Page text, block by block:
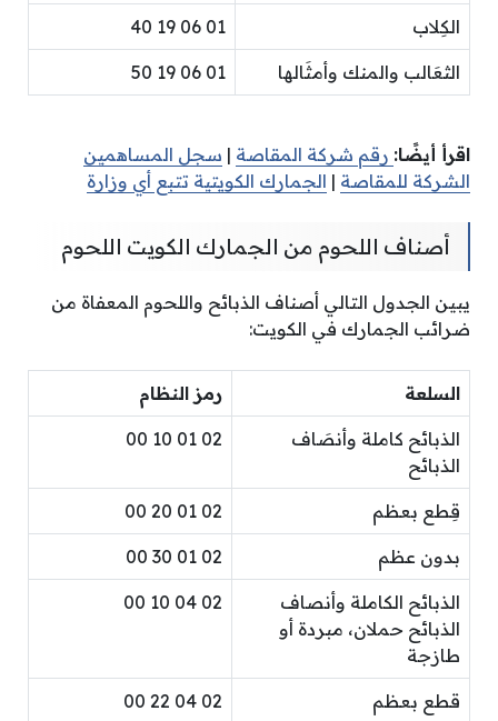
الكِلاب 01 06 19 40
الثعَالب والمنك وأمثَالها 01 06 19 50
اقرأ أيضًا: رقم شركة المقاصة | سجل المساهمين
الشركة للمقاصة | الجمارك الكويتية تتبع أي وزارة
أصناف اللحوم من الجمارك الكويت اللحوم
يبين الجدول التالي أصناف الذبائح واللحوم المعفاة من
ضرائب الجمارك في الكويت:
السلعة رمز النظام
الذبائح كاملة وأنصَاف
الذبائح
02 01 10 00
قِطع بعظم 02 01 20 00
بدون عظم 02 01 30 00
الذبائح الكاملة وأنصاف
الذبائح حملان، مبردة أو
طازجة
02 04 10 00
قطع بعظم 02 04 22 00